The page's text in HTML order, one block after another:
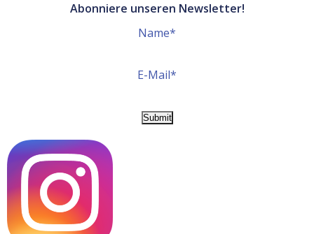
Abonniere unseren Newsletter!
Name*
E-Mail*